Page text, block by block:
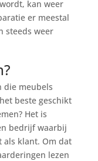
kan weer
er meestal
steeds weer
die meubels
beste geschikt
Het is
bedrijf waarbij
als klant. Om dat
lezen